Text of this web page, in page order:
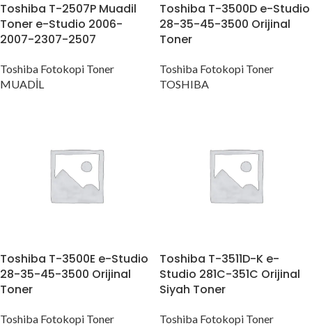
Toshiba T-2507P Muadil
Toner e-Studio 2006-
2007-2307-2507
Toshiba Fotokopi Toner
MUADİL
Toshiba T-3500D e-Studio
28-35-45-3500 Orijinal
Toner
Toshiba Fotokopi Toner
TOSHIBA
Toshiba T-3500E e-Studio
28-35-45-3500 Orijinal
Toner
Toshiba Fotokopi Toner
Toshiba T-3511D-K e-
Studio 281C-351C Orijinal
Siyah Toner
Toshiba Fotokopi Toner